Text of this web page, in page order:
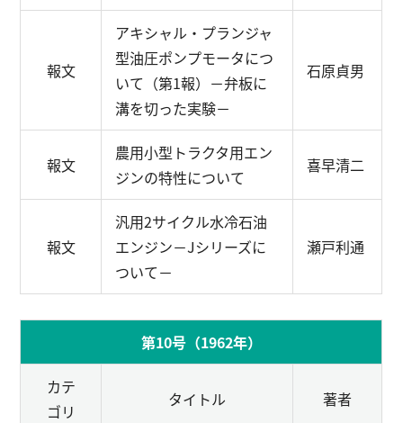
報文
アキシャル・プランジャ
型油圧ポンプモータにつ
いて（第1報） －弁板に
溝を切った実験－
石原貞男
報文
農用小型トラクタ用エン
ジンの特性について
喜早清二
報文
汎用2サイクル水冷石油
エンジン－Jシリーズに
ついて－
瀬戸利通
第10号（1962年）
カテ
ゴリ
タイトル 著者